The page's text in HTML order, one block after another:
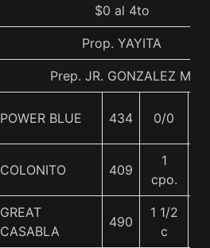
$0 al 4to
Prop. YAYITA
Prep. JR. GONZALEZ M.
POWER BLUE 434 0/0
COLONITO 409
1
cpo.
GREAT
CASABLA
490
1 1/2
c